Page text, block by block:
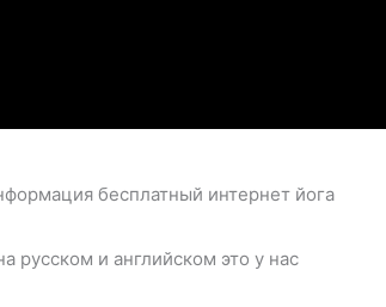
бесплатный интернет йога
русском и английском это у нас